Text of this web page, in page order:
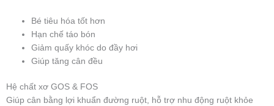
Bé tiêu hóa tốt hơn
Hạn chế táo bón
Giảm quấy khóc do đầy hơi
Giúp tăng cân đều
Hệ chất xơ GOS & FOS
Giúp cân bằng lợi khuẩn đường ruột, hỗ trợ nhu động ruột khỏe